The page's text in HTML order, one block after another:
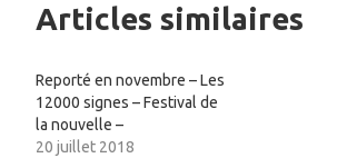
Articles similaires
Reporté en novembre – Les
12000 signes – Festival de
la nouvelle –
20 juillet 2018